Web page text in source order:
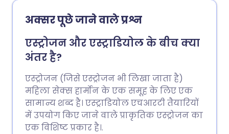
अक्सर पूछे जाने वाले प्रश्न
एस्ट्रोजन और एस्ट्राडियोल के बीच क्या
अंतर है?
एस्ट्रोजन (जिसे एस्ट्रोजन भी लिखा जाता है)
महिला सेक्स हार्मोन के एक समूह के लिए एक
सामान्य शब्द है। एस्ट्राडियोल एचआरटी तैयारियों
में उपयोग किए जाने वाले प्राकृतिक एस्ट्रोजन का
एक विशिष्ट प्रकार है।.